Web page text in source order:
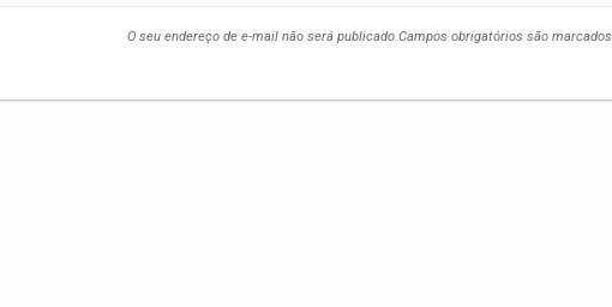
O seu endereço de e-mail não será publicado.Campos obrigatórios são